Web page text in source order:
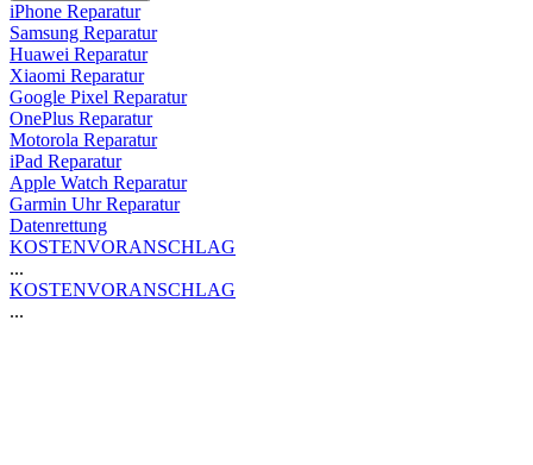
iPhone Reparatur
Samsung Reparatur
Huawei Reparatur
Xiaomi Reparatur
Google Pixel Reparatur
OnePlus Reparatur
Motorola Reparatur
iPad Reparatur
Apple Watch Reparatur
Garmin Uhr Reparatur
Datenrettung
KOSTENVORANSCHLAG
...
KOSTENVORANSCHLAG
...